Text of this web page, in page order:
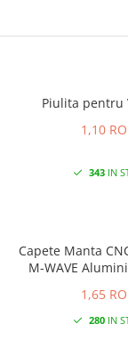
Piulita pentru
1,10
343 IN
Capete Manta
M-WAVE
1,65
280 IN